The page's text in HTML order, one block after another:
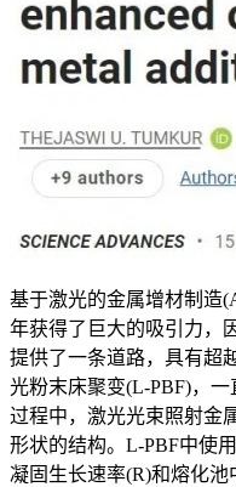
基于激光的金属增材制造
年获得了巨大的吸引力，
提供了一条道路，具有超
光粉末床聚变(L-PBF)，
过程中，激光光束照射金
形状的结构。L-PBF中使
凝固生长速率(R)和熔化